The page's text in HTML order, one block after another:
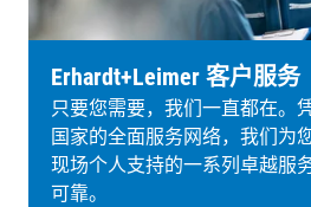
公司
Erhardt+Leimer 客户服务
只要您需要，我们一直都在。
国家的全面服务网络，我们为
现场个人支持的一系列卓越服
可靠。